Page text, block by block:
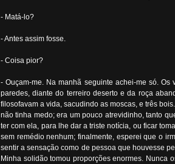
- Matá-lo?
- Antes assim fosse.
- Coisa pior?
- Ouçam-me. Na manhã seguinte achei-me só.
paredes, diante do terreiro deserto e da roça
filosofavam a vida, sacudindo as moscas, e três
não tinha medo; era um pouco atrevidinho, tanto
ter com ela, para lhe dar a triste notícia, ou ficar
sem remédio nenhum; finalmente, esperei que o
sentir a sensação como de pessoa que houvesse
Minha solidão tomou proporções enormes. Nunca